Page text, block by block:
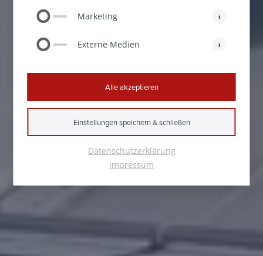
Optimum
Marketing i
Externe Medien i
Alle akzeptieren
Einstellungen speichern & schließen
Datenschutzerklärung
Impressum